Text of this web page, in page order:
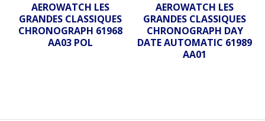
AEROWATCH LES
GRANDES CLASSIQUES
CHRONOGRAPH 61968
AA03 POL
AEROWATCH LES
GRANDES CLASSIQUES
CHRONOGRAPH DAY
DATE AUTOMATIC 61989
AA01